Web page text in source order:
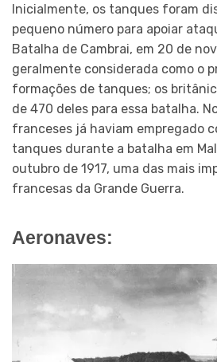
Inicialmente, os tanques foram
pequeno número para apoiar
Batalha de Cambrai, em 20 de
geralmente considerada como o
formações de tanques; os
de 470 deles para essa batalha.
franceses já haviam empregado
tanques durante a batalha em
outubro de 1917, uma das mais
francesas da Grande Guerra.
Aeronaves: